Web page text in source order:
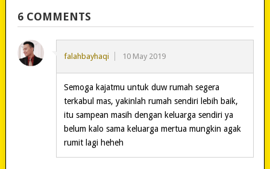
6 COMMENTS
falahbayhaqi 10 May 2019
Semoga kajatmu untuk duw rumah segera
terkabul mas, yakinlah rumah sendiri lebih baik,
itu sampean masih dengan keluarga sendiri ya
belum kalo sama keluarga mertua mungkin agak
rumit lagi heheh